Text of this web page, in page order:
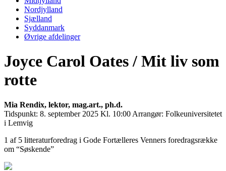
Nordjylland
Sjælland
Syddanmark
Øvrige afdelinger
Joyce Carol Oates / Mit liv som
rotte
Mia Rendix, lektor, mag.art., ph.d.
Tidspunkt: 8. september 2025 Kl. 10:00 Arrangør: Folkeuniversitetet
i Lemvig
1 af 5 litteraturforedrag i Gode Fortælleres Venners foredragsrække
om “Søskende”